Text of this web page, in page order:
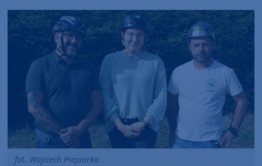
fot. Wojciech Piepiorka